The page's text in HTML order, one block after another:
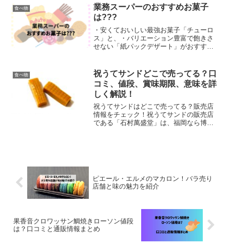
ラーメンをみつけることができます。ラ
ーメンは日本食だといわれ...
食べ物
業務スーパーのおすすめお菓子
は???
・安くておいしい最強お菓子「チューロ
ス」と、・バリエーション豊富で飽きさ
せない「紙パックデザート」がおすす
ーパーへおでかけしましょう。まずは最
強コスパの「チューロス」！...
食べ物
祝うてサンドどこで売ってる？口
コミ、値段、賞味期限、意味を詳
しく解説！
祝うてサンドはどこで売ってる？販売店
情報をチェック！祝うてサンドの販売店
である「石村萬盛堂」は、福岡なら博多
ピエール・エルメのマカロン！バラ売り
店舗と味の魅力を紹介
果香音クロワッサン鯛焼きローソン値段
は？口コミと通販情報まとめ